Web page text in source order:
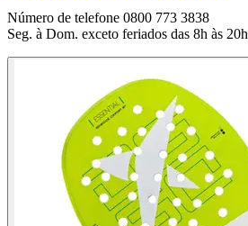
Número de telefone 0800 773 3838
Seg. à Dom. exceto feriados das 8h às 20h